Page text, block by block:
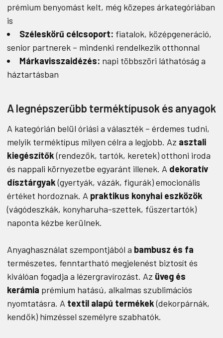
prémium benyomást kelt, még közepes árkategóriában
is
Széleskörű célcsoport: fiatalok, középgeneráció,
senior partnerek – mindenki rendelkezik otthonnal
Márkavisszaidézés: napi többszöri láthatóság a
háztartásban
A legnépszerűbb terméktípusok és anyagok
A kategórián belül óriási a választék – érdemes tudni,
melyik terméktípus milyen célra a legjobb. Az asztali
kiegészítők(rendezők, tartók, keretek) otthoni iroda
és nappali környezetbe egyaránt illenek. A dekoratív
dísztárgyak(gyertyák, vázák, figurák) emocionális
értéket hordoznak. A praktikus konyhai eszközök
(vágódeszkák, konyharuha-szettek, fűszertartók)
naponta kézbe kerülnek.
Anyaghasználat szempontjából a bambusz és fa
természetes, fenntartható megjelenést biztosít és
kiválóan fogadja a lézergravírozást. Az üveg és
kerámia prémium hatású, alkalmas szublimációs
nyomtatásra. A textil alapú termékek(dekorpárnák,
kendők) hímzéssel személyre szabhatók.